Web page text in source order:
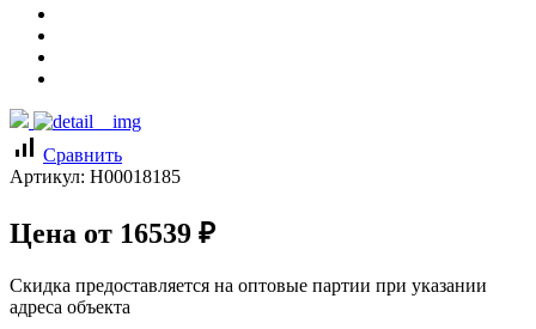
signal_cellular_alt Сравнить
Артикул: Н00018185
Цена от 16539 ₽
Скидка предоставляется на оптовые партии при указании
адреса объекта